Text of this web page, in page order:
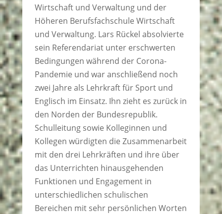
Wirtschaft und Verwaltung und der
Höheren Berufsfachschule Wirtschaft
und Verwaltung. Lars Rückel absolvierte
sein Referendariat unter erschwerten
Bedingungen während der Corona-
Pandemie und war anschließend noch
zwei Jahre als Lehrkraft für Sport und
Englisch im Einsatz. Ihn zieht es zurück in
den Norden der Bundesrepublik.
Schulleitung sowie Kolleginnen und
Kollegen würdigten die Zusammenarbeit
mit den drei Lehrkräften und ihre über
das Unterrichten hinausgehenden
Funktionen und Engagement in
unterschiedlichen schulischen
Bereichen mit sehr persönlichen Worten